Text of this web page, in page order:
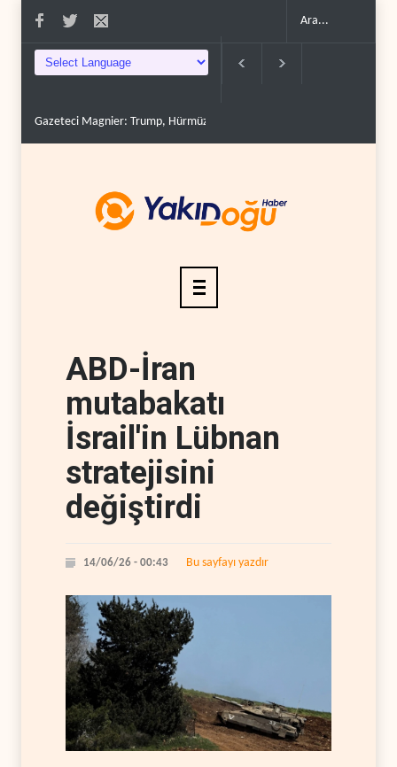
Gazeteci Magnier: Trump, Hürmüz Boğazı denetimini doğru..
ABD-İran
mutabakatı
İsrail'in Lübnan
stratejisini
değiştirdi
14/06/26 - 00:43 Bu sayfayı yazdır